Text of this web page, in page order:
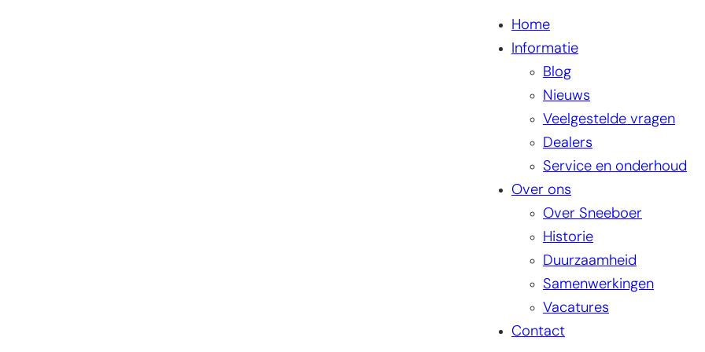
Home
Informatie
Blog
Nieuws
Veelgestelde vragen
Dealers
Service en onderhoud
Over ons
Over Sneeboer
Historie
Duurzaamheid
Samenwerkingen
Vacatures
Contact